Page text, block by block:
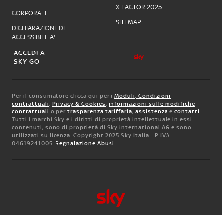
CORPORATE
DICHIARAZIONE DI
ACCESSIBILITA'
X FACTOR 2025
SITEMAP
ACCEDI A
SKY GO
Per il consumatore clicca qui per i Moduli, Condizioni
contrattuali, Privacy & Cookies, informazioni sulle modifiche
contrattuali o per trasparenza tariffaria, assistenza e contatti.
Tutti i marchi Sky e i diritti di proprietà intellettuale in essi
contenuti, sono di proprietà di Sky international AG e sono
utilizzati su licenza. Copyright 2025 Sky Italia - P.IVA
04619241005. Segnalazione Abusi